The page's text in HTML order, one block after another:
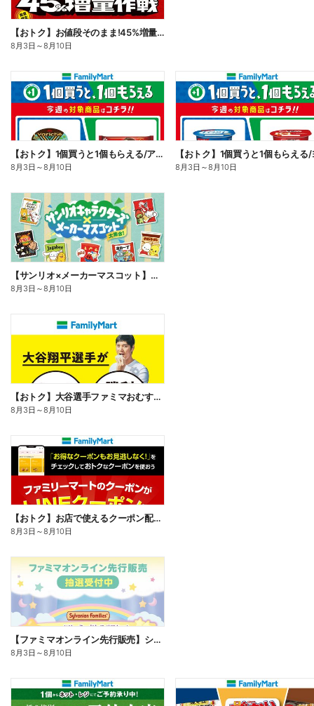
【おトク】お値段そのまま!45%増量作戦!
8月3日 ～8月10日
【おトク】1個買うと1個もらえる/アイス
8月3日 ～8月10日 8月3日 ～8月10日
【サンリオ×メーカーマスコット】オリジナルグッズ貰える!
8月3日 ～8月10日
【おトク】大谷選手ファミマおむすび割
8月3日 ～8月10日
【おトク】お店で使えるクーポン配信中
8月3日 ～8月10日
【ファミマオンライン先行販売】シルバニアファミリー
8月3日 ～8月10日